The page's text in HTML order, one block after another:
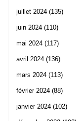
juillet 2024 (135)
juin 2024 (110)
mai 2024 (117)
avril 2024 (136)
mars 2024 (113)
février 2024 (88)
janvier 2024 (102)